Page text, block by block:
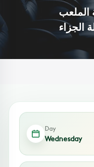
الملعب
الجزاء
Day
Wednesday